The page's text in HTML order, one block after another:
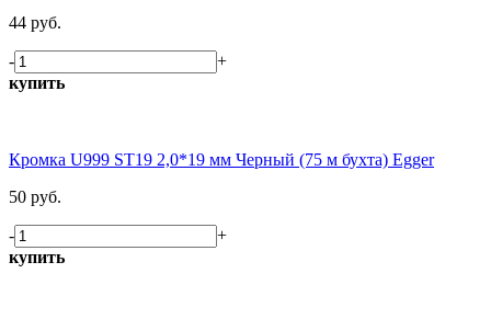
44 руб.
-
+
купить
Кромка U999 ST19 2,0*19 мм Черный (75 м бухта) Egger
50 руб.
-
+
купить